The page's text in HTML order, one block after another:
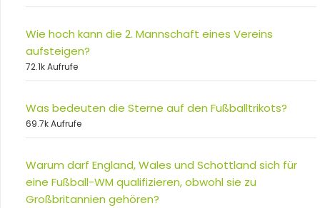
Wie hoch kann die 2. Mannschaft eines Vereins
aufsteigen?
72.1k Aufrufe
Was bedeuten die Sterne auf den Fußballtrikots?
69.7k Aufrufe
Warum darf England, Wales und Schottland sich für
eine Fußball-WM qualifizieren, obwohl sie zu
Großbritannien gehören?